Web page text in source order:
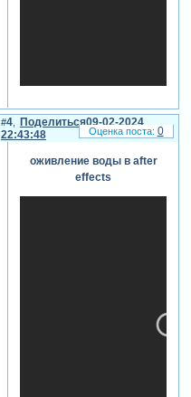
Поделиться
4
09-02-2024
22:43:48
оживление воды в after
effects
0